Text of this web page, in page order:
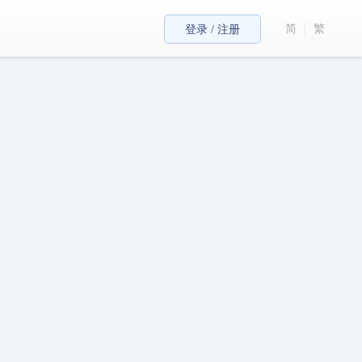
登录 / 注册 简 繁